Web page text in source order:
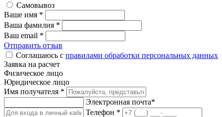
Самовывоз
Ваше имя *
Ваша фамилия *
Ваш email *
Отправить отзыв
Соглашаюсь с правилами обработки персональных данных
Заявка на расчет
Физическое лицо
Юридическое лицо
Имя получателя *
Электронная почта*
Телефон *